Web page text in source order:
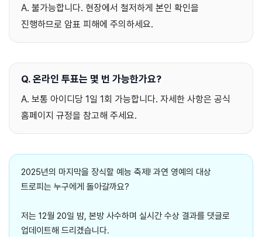
A. 불가능합니다. 현장에서 철저하게 본인 확인을
진행하므로 암표 피해에 주의하세요.
Q. 온라인 투표는 몇 번 가능한가요?
A. 보통 아이디당 1일 1회 가능합니다. 자세한 사항은 공식
홈페이지 규정을 참고해 주세요.
2025년의 마지막을 장식할 예능 축제! 과연 영예의 대상
트로피는 누구에게 돌아갈까요?
저는 12월 20일 밤, 본방 사수하며 실시간 수상 결과를 댓글로
업데이트해 드리겠습니다.